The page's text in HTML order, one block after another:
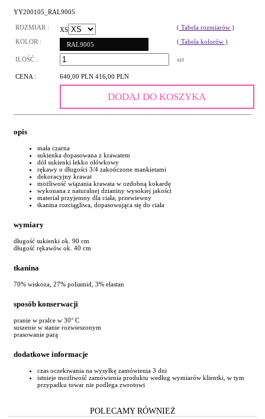
YY200105_RAL9005
ROZMIAR : XS
( Tabela rozmiarów )
KOLOR :
RAL9005 ( Tabela kolorów )
ILOŚĆ : szt
CENA : 640,00 PLN 416,00 PLN
DODAJ DO KOSZYKA
opis
mała czarna
sukienka dopasowana z krawatem
dół sukienki lekko ołówkowy
rękawy o długości 3/4 zakończone mankietami
dekoracyjny krawat
możliwość wiązania krawata w ozdobną kokardę
wykonana z naturalnej dzianiny wysokiej jakości
materiał przyjemny dla ciała, przewiewny
tkanina rozciągliwa, dopasowująca się do ciała
wymiary
długość sukienki ok. 90 cm
długość rękawów ok. 40 cm
tkanina
70% wiskoza, 27% poliamid, 3% elastan
sposób konserwacji
pranie w pralce w 30° C
suszenie w stanie rozwieszonym
prasowanie parą
dodatkowe informacje
czas oczekiwania na wysyłkę zamówienia 3 dni
istnieje możliwość zamówienia produktu według wymiarów klientki, w tym
przypadku towar nie podlega zwrotowi
POLECAMY RÓWNIEŻ